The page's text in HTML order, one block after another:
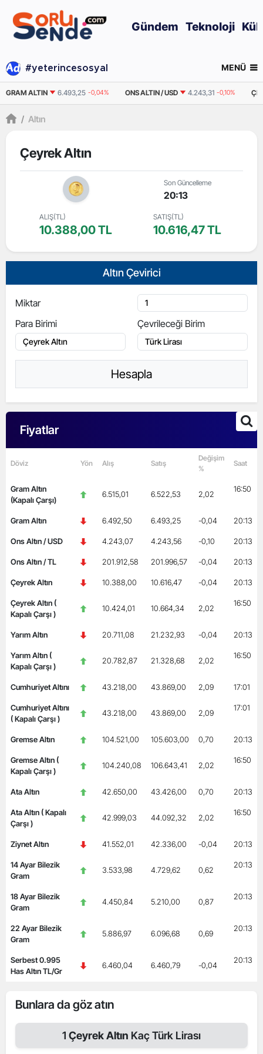
Gündem Teknoloji
#yeterincesosyal MENÜ
GRAM ALTIN 6.493,25 -0,04% ONS ALTIN / USD 4.243,31 -0,10%
/ Altın
Çeyrek Altın
Son Güncelleme
20:13
ALIŞ(TL)
10.388,00 TL
SATIŞ(TL)
10.616,47 TL
Altın Çevirici
Miktar
Para Birimi
Çevrileceği Birim
Hesapla
Fiyatlar
Döviz Yön Alış Satış
Değişim
%
Saat
Gram Altın
(Kapalı Çarşı)
6.515,01 6.522,53 2,02
16:50
Gram Altın 6.492,50 6.493,25 -0,04 20:13
Ons Altın / USD 4.243,07 4.243,56 -0,10 20:13
Ons Altın / TL 201.912,58 201.996,57 -0,04 20:13
Çeyrek Altın 10.388,00 10.616,47 -0,04 20:13
Çeyrek Altın (
Kapalı Çarşı )
10.424,01 10.664,34 2,02
16:50
Yarım Altın 20.711,08 21.232,93 -0,04 20:13
Yarım Altın (
Kapalı Çarşı )
20.782,87 21.328,68 2,02
16:50
Cumhuriyet Altını 43.218,00 43.869,00 2,09 17:01
Cumhuriyet Altını
( Kapalı Çarşı )
43.218,00 43.869,00 2,09
17:01
Gremse Altın 104.521,00 105.603,00 0,70 20:13
Gremse Altın (
Kapalı Çarşı )
104.240,08 106.643,41 2,02
16:50
Ata Altın 42.650,00 43.426,00 0,70 20:13
Ata Altın ( Kapalı
Çarşı )
42.999,03 44.092,32 2,02
16:50
Ziynet Altın 41.552,01 42.336,00 -0,04 20:13
14 Ayar Bilezik
Gram
3.533,98 4.729,62 0,62
20:13
18 Ayar Bilezik
Gram
4.450,84 5.210,00 0,87
20:13
22 Ayar Bilezik
Gram
5.886,97 6.096,68 0,69
20:13
Serbest 0.995
Has Altın TL/Gr
6.460,04 6.460,79 -0,04
20:13
Bunlara da göz atın
1 Çeyrek Altın Kaç Türk Lirası